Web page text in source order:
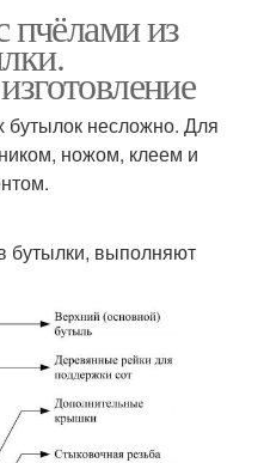
пчёлами из
бутылок несложно. Для
ножом, клеем и
выполняют